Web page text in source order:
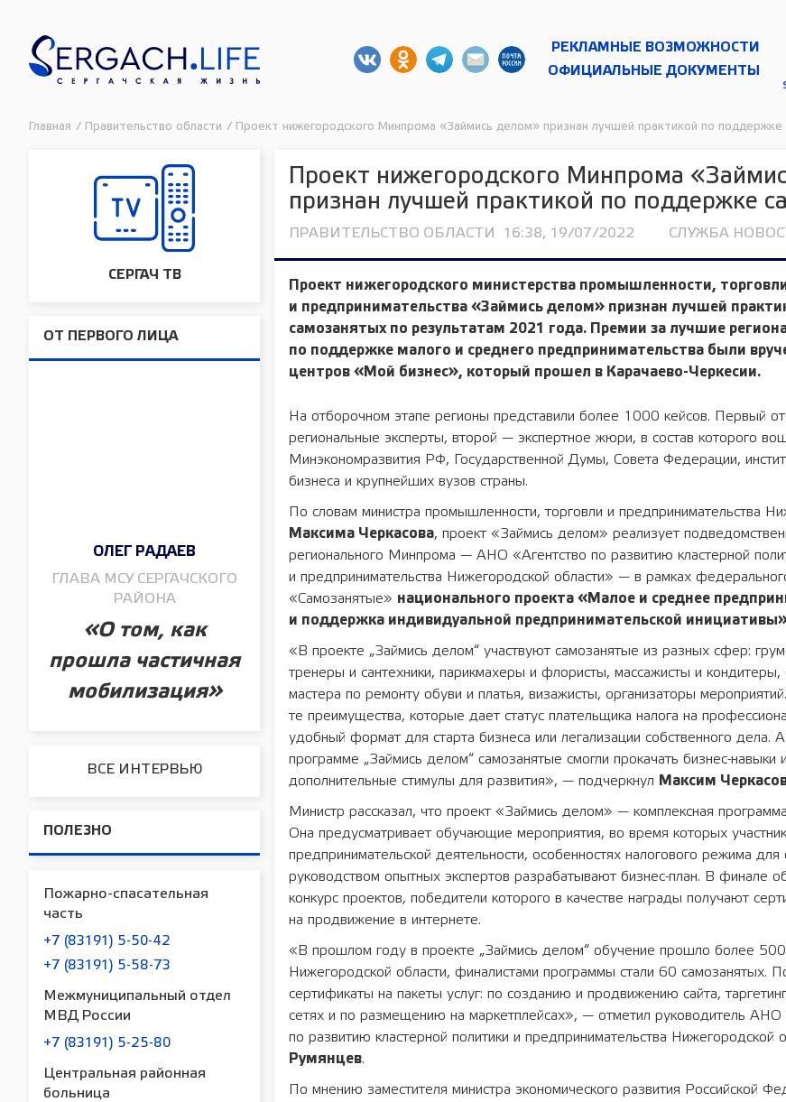
РЕКЛАМНЫЕ ВОЗМОЖНОСТИ
ОФИЦИАЛЬНЫЕ ДОКУМЕНТЫ
Главная / Правительство области / Проект нижегородского Минпрома «Займись делом» признан лучшей практикой по поддержке
СЕРГАЧ ТВ
ОТ ПЕРВОГО ЛИЦА
ОЛЕГ РАДАЕВ
ГЛАВА МСУ СЕРГАЧСКОГО
РАЙОНА
«О том, как
прошла частичная
мобилизация»
ВСЕ ИНТЕРВЬЮ
ПОЛЕЗНО
Пожарно-спасательная
часть
+7 (83191) 5-50-42
+7 (83191) 5-58-73
Межмуниципальный отдел
МВД России
+7 (83191) 5-25-80
Центральная районная
больница
Проект нижегородского Минпрома
признан лучшей практикой по поддержке
ПРАВИТЕЛЬСТВО ОБЛАСТИ 16:38, 19/07/2022 СЛУЖБА
Проект нижегородского министерства промышленности,
и предпринимательства «Займись делом» признан лучшей
самозанятых по результатам 2021 года. Премии за лучшие
по поддержке малого и среднего предпринимательства были
центров «Мой бизнес», который прошел в Карачаево-Черкесии.
На отборочном этапе регионы представили более 1000 кейсов. Первый
региональные эксперты, второй — экспертное жюри, в состав которого
Минэкономразвития РФ, Государственной Думы, Совета Федерации,
бизнеса и крупнейших вузов страны.
По словам министра промышленности, торговли и предпринимательства
Максима Черкасова, проект «Займись делом» реализует
регионального Минпрома — АНО «Агентство по развитию кластерной
и предпринимательства Нижегородской области» — в рамках
«Самозанятые» национального проекта «Малое и среднее
и поддержка индивидуальной предпринимательской
«В проекте „Займись делом“ участвуют самозанятые из разных сфер:
тренеры и сантехники, парикмахеры и флористы, массажисты и кондитеры,
мастера по ремонту обуви и платья, визажисты, организаторы
те преимущества, которые дает статус плательщика налога на
удобный формат для старта бизнеса или легализации собственного дела.
программе „Займись делом“ самозанятые смогли прокачать бизнес-навыки
дополнительные стимулы для развития», — подчеркнул Максим
Министр рассказал, что проект «Займись делом» — комплексная
Она предусматривает обучающие мероприятия, во время которых
предпринимательской деятельности, особенностях налогового режима
руководством опытных экспертов разрабатывают бизнес-план. В финале
конкурс проектов, победители которого в качестве награды получают
на продвижение в интернете.
«В прошлом году в проекте „Займись делом“ обучение прошло более
Нижегородской области, финалистами программы стали 60 самозанятых.
сертификаты на пакеты услуг: по созданию и продвижению сайта,
сетях и по размещению на маркетплейсах», — отметил руководитель АНО
по развитию кластерной политики и предпринимательства Нижегородской
Румянцев.
По мнению заместителя министра экономического развития Российской